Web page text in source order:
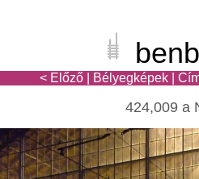
< Előző Bélyegképek
424,009 a